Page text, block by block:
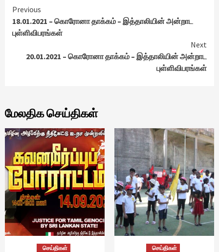
Continue
Reading
Previous
18.01.2021 – கொரோனா தாக்கம் – இத்தாலியின் அன்றாட
புள்ளிவிபரங்கள்
Next
20.01.2021 – கொரோனா தாக்கம் – இத்தாலியின் அன்றாட
புள்ளிவிபரங்கள்
மேலதிக செய்திகள்
செய்திகள்
செய்திகள்